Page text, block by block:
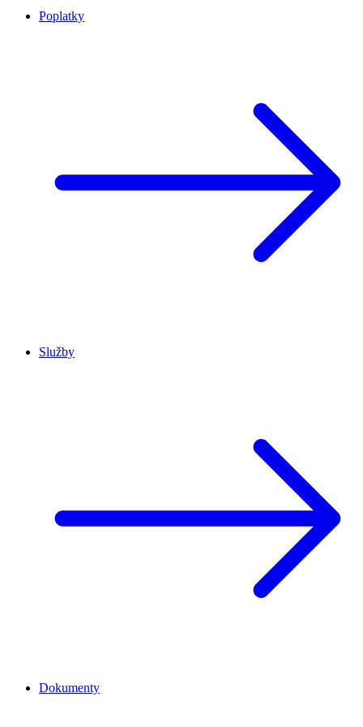
Poplatky
Služby
Dokumenty